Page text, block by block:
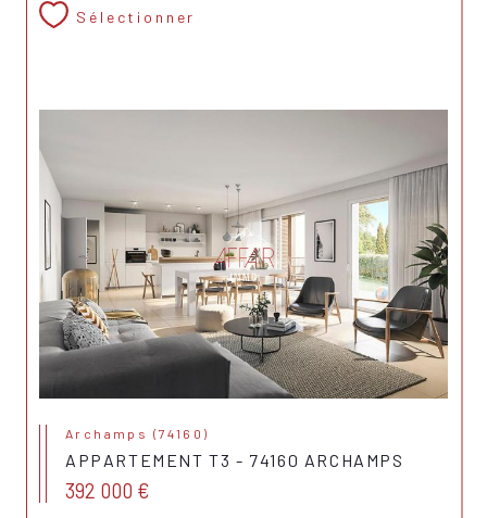
Sélectionner
Archamps (74160)
APPARTEMENT T3 - 74160 ARCHAMPS
392 000 €